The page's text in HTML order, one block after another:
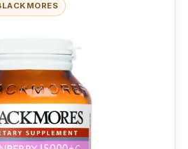
ซึ่งวิตามินและแร่ธาตุเหล่านี้
กจากนี้ยังมาในรูปแบบเม็ด
ติอร่อย ทำให้เด็กทานง่าย